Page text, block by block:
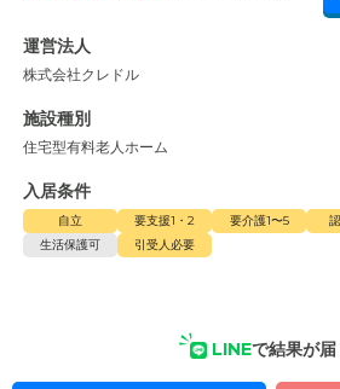
運営法人
株式会社クレドル
施設種別
住宅型有料老人ホーム
入居条件
自立 要支援1・2 要介護1〜5
生活保護可
引受人必要
LINEで結果が届